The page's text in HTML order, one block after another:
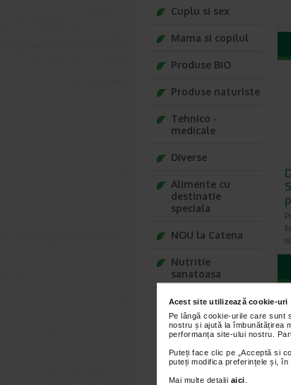
Acest site utilizează cookie-uri
Pe lângă cookie-urile care sunt
nostru și ajută la îmbunătățirea
performanța site-ului nostru.
Puteți face clic pe „Acceptă si
puteți modifica preferințele și,
Mai multe detalii aici
Cuplu si sex
Mama si copilul
Produse BIO
Produse naturiste
Tehnico -
medicale
Diverse
Alimente cu
destinatie
speciala
NOU la Catena
Nutritie
sanatoasa
Ce Oftapic ti se
potriveste
Adora – Adorabili
din prima clipa
Seturi cadou